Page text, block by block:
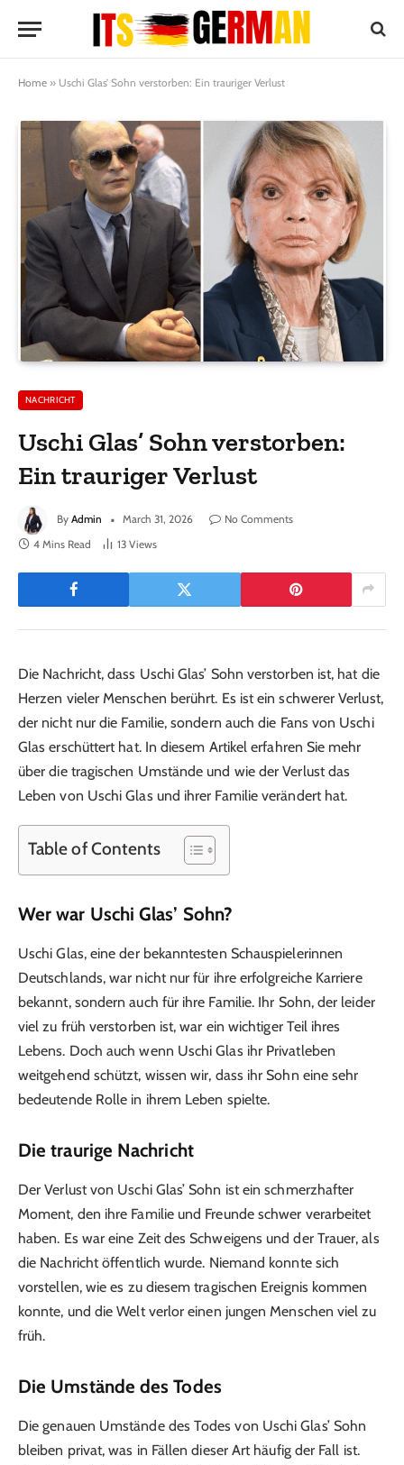
Home » Uschi Glas’ Sohn verstorben: Ein trauriger Verlust
NACHRICHT
Uschi Glas’ Sohn verstorben:
Ein trauriger Verlust
By Admin March 31, 2026
No Comments
4 Mins Read
13 Views
Die Nachricht, dass Uschi Glas’ Sohn verstorben ist, hat die
Herzen vieler Menschen berührt. Es ist ein schwerer Verlust,
der nicht nur die Familie, sondern auch die Fans von Uschi
Glas erschüttert hat. In diesem Artikel erfahren Sie mehr
über die tragischen Umstände und wie der Verlust das
Leben von Uschi Glas und ihrer Familie verändert hat.
Table of Contents
Wer war Uschi Glas’ Sohn?
Uschi Glas, eine der bekanntesten Schauspielerinnen
Deutschlands, war nicht nur für ihre erfolgreiche Karriere
bekannt, sondern auch für ihre Familie. Ihr Sohn, der leider
viel zu früh verstorben ist, war ein wichtiger Teil ihres
Lebens. Doch auch wenn Uschi Glas ihr Privatleben
weitgehend schützt, wissen wir, dass ihr Sohn eine sehr
bedeutende Rolle in ihrem Leben spielte.
Die traurige Nachricht
Der Verlust von Uschi Glas’ Sohn ist ein schmerzhafter
Moment, den ihre Familie und Freunde schwer verarbeitet
haben. Es war eine Zeit des Schweigens und der Trauer, als
die Nachricht öffentlich wurde. Niemand konnte sich
vorstellen, wie es zu diesem tragischen Ereignis kommen
konnte, und die Welt verlor einen jungen Menschen viel zu
früh.
Die Umstände des Todes
Die genauen Umstände des Todes von Uschi Glas’ Sohn
bleiben privat, was in Fällen dieser Art häufig der Fall ist.